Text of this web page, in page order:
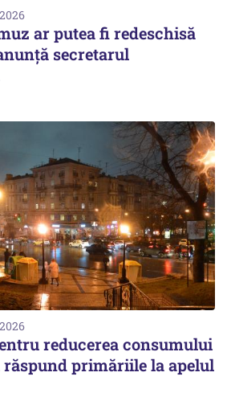
ar putea fi redeschisă
secretarul
reducerea consumului
răspund primăriile la apelul